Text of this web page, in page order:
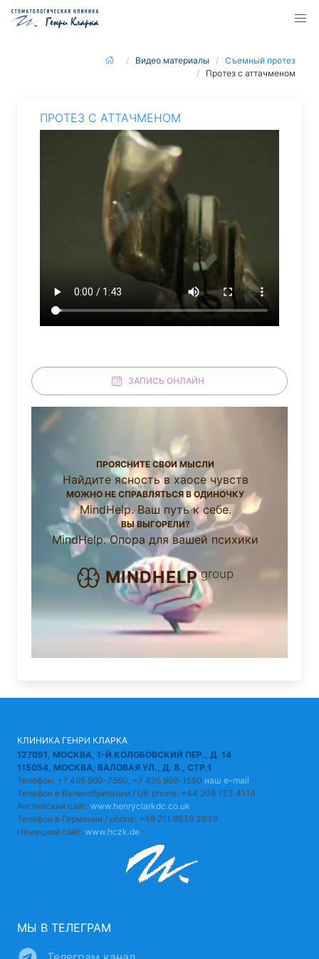
Видео материалы
Съемный протез
Протез с аттачменом
ПРОТЕЗ С АТТАЧМЕНОМ
ЗАПИСЬ ОНЛАЙН
ПРОЯСНИТЕ СВОИ МЫСЛИ
Найдите ясность в хаосе чувств
МОЖНО НЕ СПРАВЛЯТЬСЯ В ОДИНОЧКУ
MindHelp. Ваш путь к себе.
ВЫ ВЫГОРЕЛИ?
MindHelp. Опора для вашей психики
MINDHELP group
КЛИНИКА ГЕНРИ КЛАРКА
127051, МОСКВА, 1-Й КОЛОБОВСКИЙ ПЕР., Д. 14
115054, МОСКВА, ВАЛОВАЯ УЛ., Д. 8., СТР.1
Телефон: +7 495 960-7550, +7 495 969-1550 наш e-mail
Телефон в Великобритании / UK phone: +44 208 133 4114
Английский сайт: www.henryclarkdc.co.uk
Телефон в Германии / phone: +49 211 9839 3939
Немецкий сайт: www.hczk.de
МЫ В ТЕЛЕГРАМ